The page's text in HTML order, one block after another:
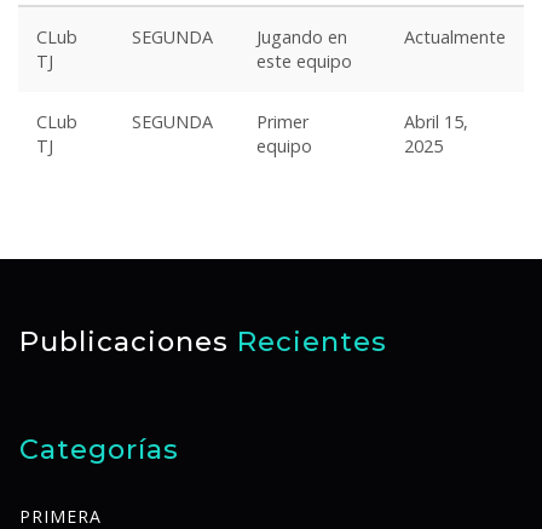
CLub
TJ
SEGUNDA
Jugando en
este equipo
Actualmente
CLub
TJ
SEGUNDA
Primer
equipo
Abril 15,
2025
Publicaciones Recientes
Categorías
PRIMERA